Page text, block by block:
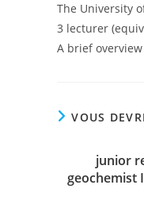
The University
3 lecturer
A brief
VOUS
junior
geochemist